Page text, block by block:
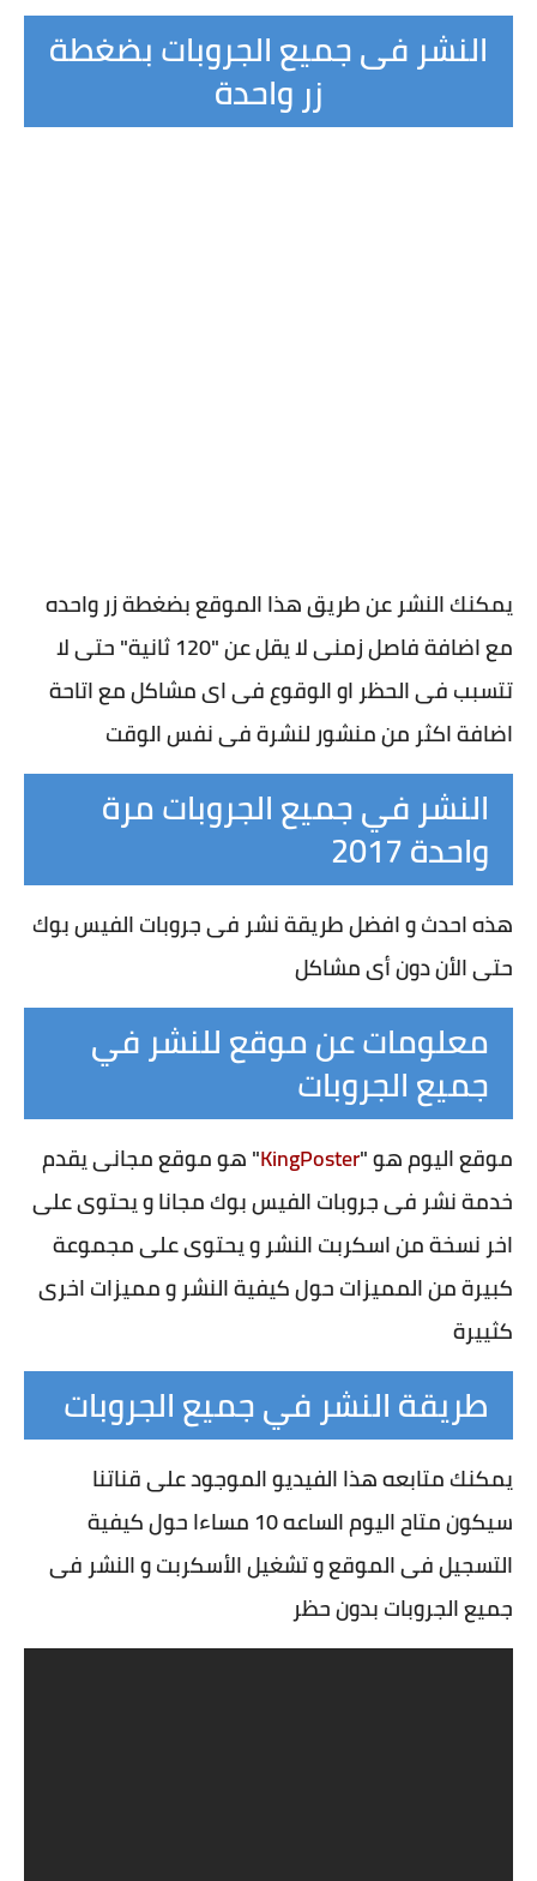
النشر فى جميع الجروبات بضغطة
زر واحدة
يمكنك النشر عن طريق هذا الموقع بضغطة زر واحده
مع اضافة فاصل زمنى لا يقل عن "120 ثانية" حتى لا
تتسبب فى الحظر او الوقوع فى اى مشاكل مع اتاحة
اضافة اكثر من منشور لنشرة فى نفس الوقت
النشر في جميع الجروبات مرة
واحدة 2017
هذه احدث و افضل طريقة نشر فى جروبات الفيس بوك
حتى الأن دون أى مشاكل
معلومات عن موقع للنشر في
جميع الجروبات
موقع اليوم هو "KingPoster" هو موقع مجانى يقدم
خدمة نشر فى جروبات الفيس بوك مجانا و يحتوى على
اخر نسخة من اسكربت النشر و يحتوى على مجموعة
كبيرة من المميزات حول كيفية النشر و مميزات اخرى
كثييرة
طريقة النشر في جميع الجروبات
يمكنك متابعه هذا الفيديو الموجود على قناتنا
سيكون متاح اليوم الساعه 10 مساءا حول كيفية
التسجيل فى الموقع و تشغيل الأسكربت و النشر فى
جميع الجروبات بدون حظر